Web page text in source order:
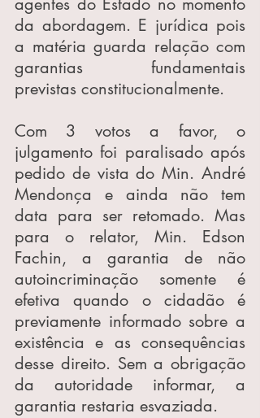
da abordagem. E jurídica pois
a matéria guarda relação com
garantias fundamentais
previstas constitucionalmente.
Com 3 votos a favor, o
julgamento foi paralisado após
pedido de vista do Min. André
Mendonça e ainda não tem
data para ser retomado. Mas
para o relator, Min. Edson
Fachin, a garantia de não
autoincriminação somente é
efetiva quando o cidadão é
previamente informado sobre a
existência e as consequências
desse direito. Sem a obrigação
da autoridade informar, a
garantia restaria esvaziada.